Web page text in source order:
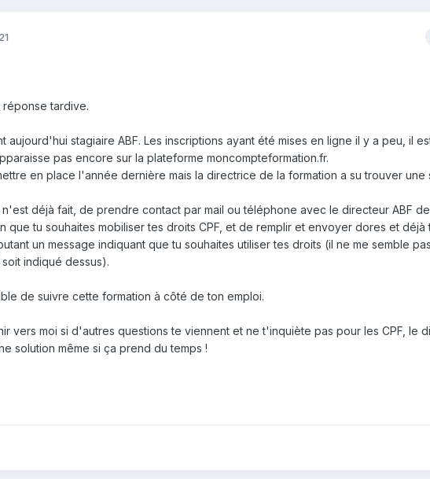
réponse tardive.
aujourd'hui stagiaire ABF. Les inscriptions ayant été mises en ligne il y a peu, il
pas encore sur la plateforme moncompteformation.fr.
en place l'année dernière mais la directrice de la formation a su trouver une
déjà fait, de prendre contact par mail ou téléphone avec le directeur ABF
que tu souhaites mobiliser tes droits CPF, et de remplir et envoyer dores et déjà
un message indiquant que tu souhaites utiliser tes droits (il ne me semble
indiqué dessus).
de suivre cette formation à côté de ton emploi.
vers moi si d'autres questions te viennent et ne t'inquiète pas pour les CPF, le
solution même si ça prend du temps !